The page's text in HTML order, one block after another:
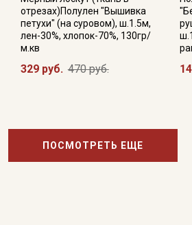
отрезах)Полулен "Вышивка
петухи" (на суровом), ш.1.5м,
лен-30%, хлопок-70%, 130гр/
м.кв
329 руб. 470 руб.
ПОСМОТРЕТЬ ЕЩЕ